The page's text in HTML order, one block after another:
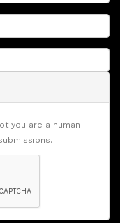
you are a human